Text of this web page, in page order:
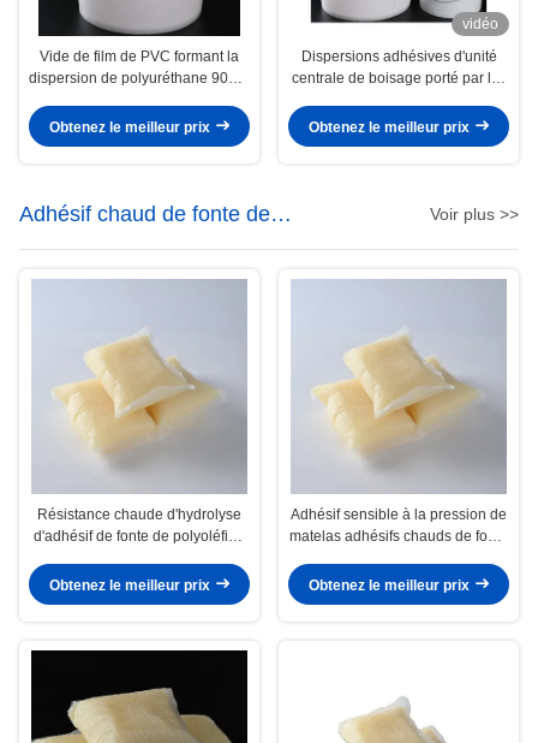
Vide de film de PVC formant la
dispersion de polyuréthane 9009-
Obtenez le meilleur prix
vidéo
Dispersions adhésives d'unité
centrale de boisage porté par les
membrane de vide
Obtenez le meilleur prix
Adhésif chaud de fonte de
polyoléfine
Voir plus >>
Résistance chaude d'hydrolyse
d'adhésif de fonte de polyoléfine
composé
Obtenez le meilleur prix
Adhésif sensible à la pression de
matelas adhésifs chauds de fonte
Obtenez le meilleur prix